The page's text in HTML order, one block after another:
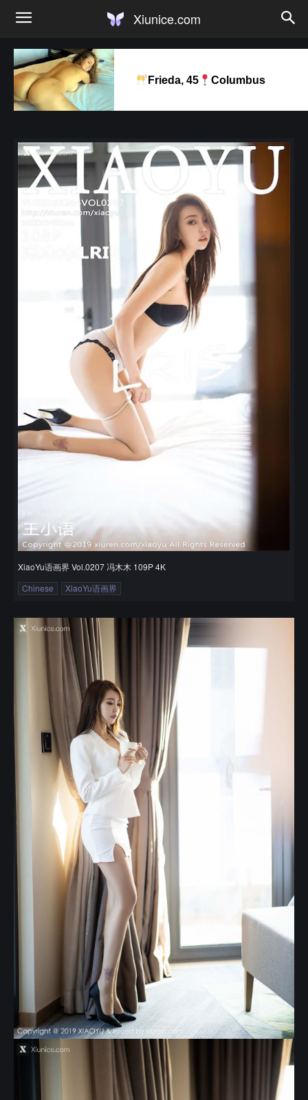
Xiunice.com
Frieda, 45 Columbus
XiaoYu语画界 Vol.0207 冯木木 109P 4K
Chinese
XiaoYu语画界